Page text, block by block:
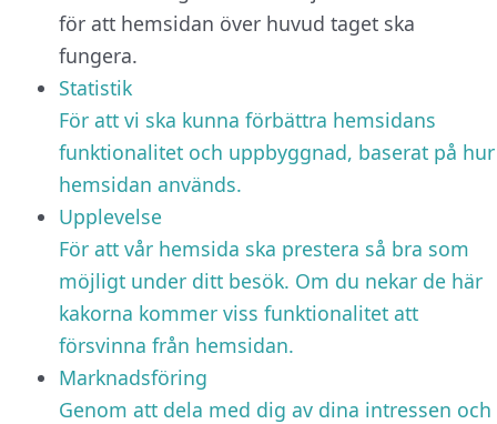
för att hemsidan över huvud taget ska
fungera.
Statistik
För att vi ska kunna förbättra hemsidans
funktionalitet och uppbyggnad, baserat på hur
hemsidan används.
Upplevelse
För att vår hemsida ska prestera så bra som
möjligt under ditt besök. Om du nekar de här
kakorna kommer viss funktionalitet att
försvinna från hemsidan.
Marknadsföring
Genom att dela med dig av dina intressen och